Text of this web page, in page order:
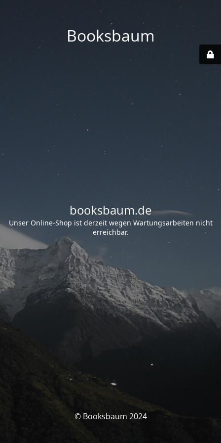
Booksbaum
booksbaum.de
Unser Online-Shop ist derzeit wegen Wartungsarbeiten nicht
erreichbar.
© Booksbaum 2024